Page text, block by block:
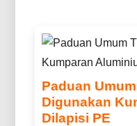
multilapis untuk
Paduan
Digunakan
Dilapisi PE